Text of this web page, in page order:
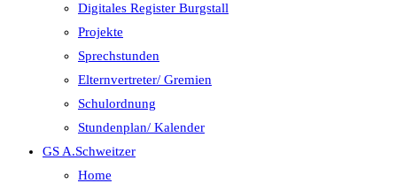
Digitales Register Burgstall
Projekte
Sprechstunden
Elternvertreter/ Gremien
Schulordnung
Stundenplan/ Kalender
GS A.Schweitzer
Home